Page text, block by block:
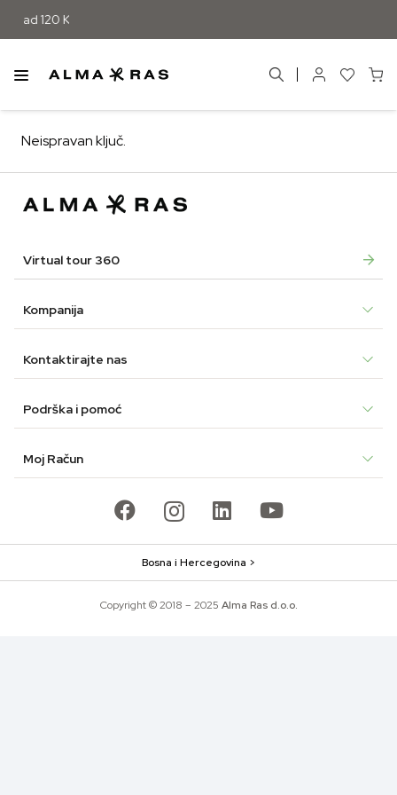
120 KM
Neispravan ključ.
Virtual tour 360
Kompanija
Kontaktirajte nas
Podrška i pomoć
Moj Račun
Copyright © 2018 – 2025 Alma Ras d.o.o.
Bosna i Hercegovina >